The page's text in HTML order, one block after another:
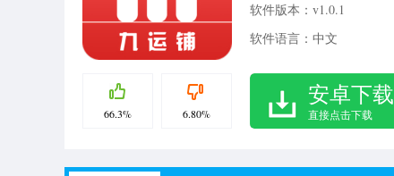
66.3% 6.80%
软件版本：v1.0.1
软件语言：中文
安卓下载
直接点击下载